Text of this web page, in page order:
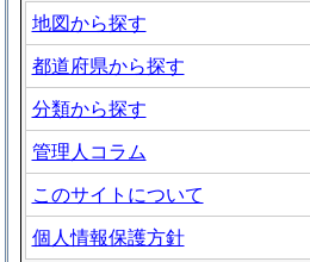
地図から探す
都道府県から探す
分類から探す
管理人コラム
このサイトについて
個人情報保護方針